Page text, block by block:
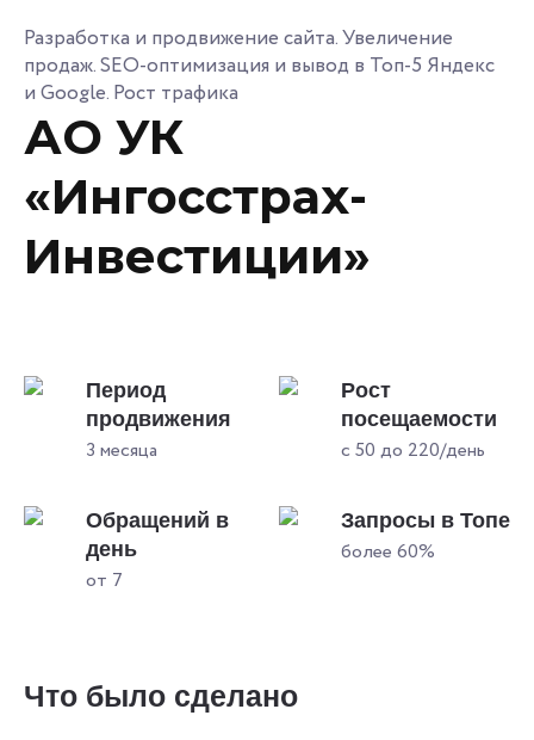
Разработка и продвижение сайта. Увеличение
продаж. SEO-оптимизация и вывод в Топ-5 Яндекс
и Google. Рост трафика
АО УК
«Ингосстрах-
Инвестиции»
Период
продвижения
3 месяца
Рост
посещаемости
с 50 до 220/день
Обращений в
день
от 7
Запросы в Топе
более 60%
Что было сделано